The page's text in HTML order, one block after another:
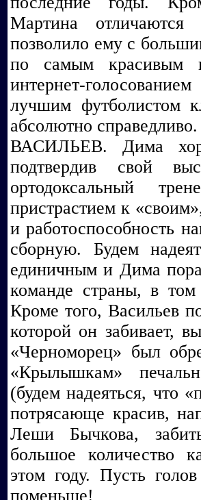
Мартина отличаются
позволило ему с
по самым красивым
интернет-
лучшим футболистом
абсолютно справедливо.
ВАСИЛЬЕВ. Дима
подтвердив свой
ортодоксальный
пристрастием к
и работоспособность
сборную. Будем
единичным и Дима
команде страны, в
Кроме того, Васильев
которой он забивает,
«Черноморец» был
«Крылышкам»
(будем надеяться, что
потрясающе красив,
Леши Бычкова,
большое количество
этом году. Пусть
поменьше!